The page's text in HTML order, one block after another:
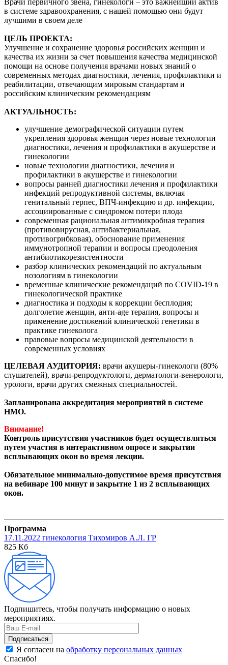
Врачи первичного звена, гинекологи – это важнейший актив
в системе здравоохранения, с нашей помощью они будут
лучшими в своем деле
ЦЕЛЬ ПРОЕКТА:
Улучшение и сохранение здоровья российских женщин и
качества их жизни за счет повышения качества медицинской
помощи на основе получения врачами новых знаний о
современных методах диагностики, лечения, профилактики и
реабилитации, отвечающим мировым стандартам и
российским клиническим рекомендациям
АКТУАЛЬНОСТЬ:
улучшение демографической ситуации путем
укрепления здоровья женщин через новые технологии
диагностики, лечения и профилактики в акушерстве и
гинекологии
новые технологии диагностики, лечения и
профилактики в акушерстве и гинекологии
вопросы ранней диагностики лечения и профилактики
инфекций репродуктивной системы, включая
генитальный герпес, ВПЧ-инфекцию и др. инфекции,
ассоциированные с синдромом потери плода
современная рациональная антимикробная терапия
(противовирусная, антибактериальная,
противогрибковая), обоснование применения
иммунотропной терапии и вопросы преодоления
антибиотикорезистентности
разбор клинических рекомендаций по актуальным
нозологиям в гинекологии
временные клинические рекомендаций по COVID-19 в
гинекологической практике
диагностика и подходы к коррекции бесплодия;
долголетие женщин, анти-age терапия, вопросы и
применение достижений клинической генетики в
практике гинеколога
правовые вопросы медицинской деятельности в
современных условиях
ЦЕЛЕВАЯ АУДИТОРИЯ: врачи акушеры-гинекологи (80%
слушателей), врачи-репродуктологи, дерматологи-венерологи,
урологи, врачи других смежных специальностей.
Запланирована аккредитация мероприятий в системе
НМО.
Внимание!
Контроль присутствия участников будет осуществляться
путем участия в интерактивном опросе и закрытии
всплывающих окон во время лекции.
Обязательное минимально-допустимое время присутствия
на вебинаре 100 минут и закрытие 1 из 2 всплывающих
окон.
Программа
17.11.2022 гинекология Тихомиров А.Л. ГР
825 Кб
Подпишитесь, чтобы получать информацию о новых
мероприятиях.
Я согласен на обработку персональных данных
Спасибо!